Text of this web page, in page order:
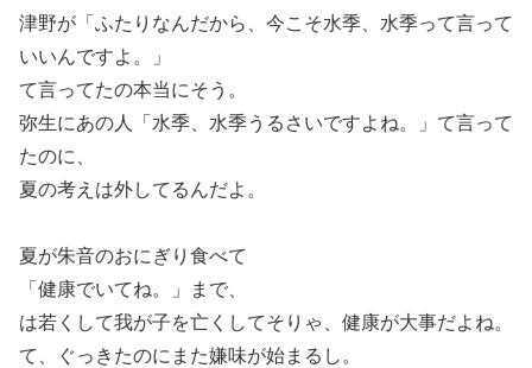
津野が「ふたりなんだから、今こそ水季、水季って言って
いいんですよ。」
て言ってたの本当にそう。
弥生にあの人「水季、水季うるさいですよね。」て言って
たのに、
夏の考えは外してるんだよ。
夏が朱音のおにぎり食べて
「健康でいてね。」まで、
は若くして我が子を亡くしてそりゃ、健康が大事だよね。
て、ぐっきたのにまた嫌味が始まるし。